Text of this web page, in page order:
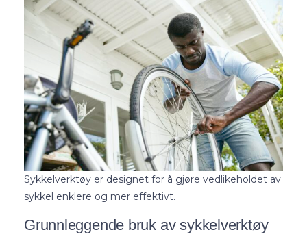
Sykkelverktøy er designet for å gjøre vedlikeholdet av
sykkel enklere og mer effektivt.
Grunnleggende bruk av sykkelverktøy